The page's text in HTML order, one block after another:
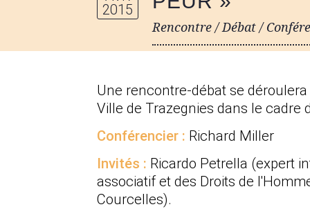
2015
Rencontre / Débat /
Une rencontre-débat se
Ville de Trazegnies dans le cadre
Conférencier : Richard Miller
Invités : Ricardo Petrella (expert
associatif et des Droits de
Courcelles).